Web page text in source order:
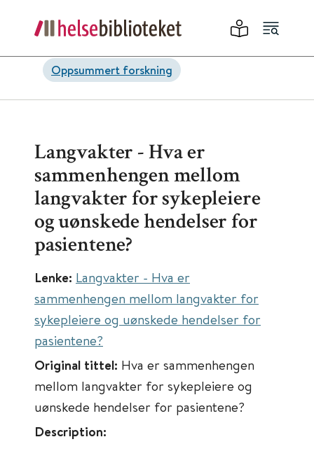
Oppsummert forskning
Langvakter - Hva er
sammenhengen mellom
langvakter for sykepleiere
og uønskede hendelser for
pasientene?
Lenke: Langvakter - Hva er
sammenhengen mellom langvakter for
sykepleiere og uønskede hendelser for
pasientene?
Original tittel: Hva er sammenhengen
mellom langvakter for sykepleiere og
uønskede hendelser for pasientene?
Description: